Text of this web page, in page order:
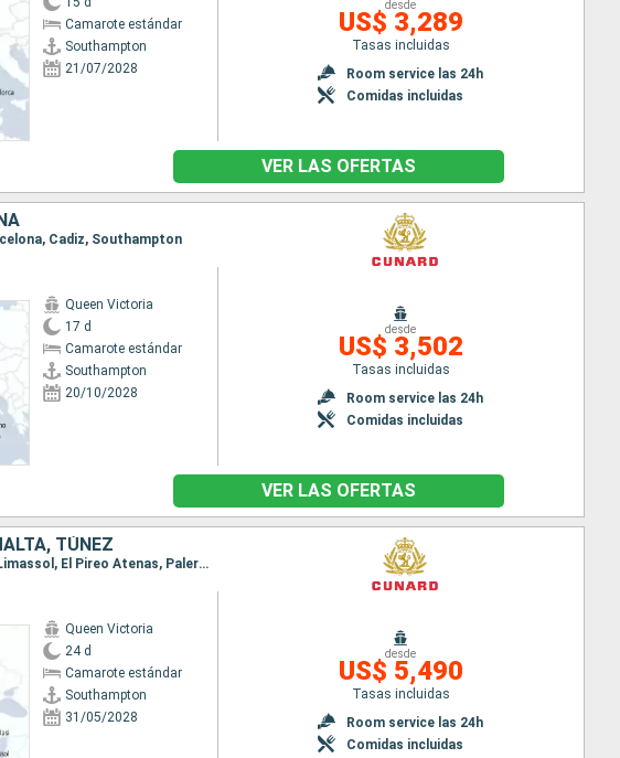
Camarote estándar
Southampton
21/07/2028
desde
US$ 3,289
Tasas incluidas
Room service las 24h
Comidas incluidas
VER LAS OFERTAS
Cadiz, Southampton
Queen Victoria
17 d
Camarote estándar
Southampton
20/10/2028
desde
US$ 3,502
Tasas incluidas
Room service las 24h
Comidas incluidas
VER LAS OFERTAS
TÚNEZ
Itinerario : Southampton, Gibraltar, La Valetta, Mykonos, Kusadasi, Bodrum, Limassol, El Pireo Atenas, Palermo, La Goulette, Cadiz, Southampton
Queen Victoria
24 d
Camarote estándar
Southampton
31/05/2028
desde
US$ 5,490
Tasas incluidas
Room service las 24h
Comidas incluidas